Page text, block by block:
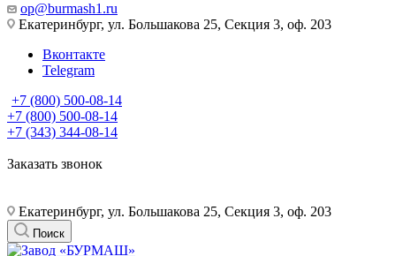
op@burmash1.ru
Екатеринбург, ул. Большакова 25, Секция 3, оф. 203
Вконтакте
Telegram
+7 (800) 500-08-14
+7 (800) 500-08-14
+7 (343) 344-08-14
Заказать звонок
Екатеринбург, ул. Большакова 25, Секция 3, оф. 203
Поиск